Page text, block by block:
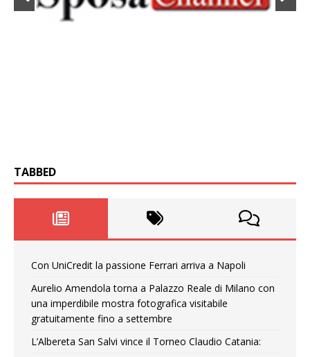
TABBED
Con UniCredit la passione Ferrari arriva a Napoli
Aurelio Amendola torna a Palazzo Reale di Milano con
una imperdibile mostra fotografica visitabile
gratuitamente fino a settembre
L’Albereta San Salvi vince il Torneo Claudio Catania: